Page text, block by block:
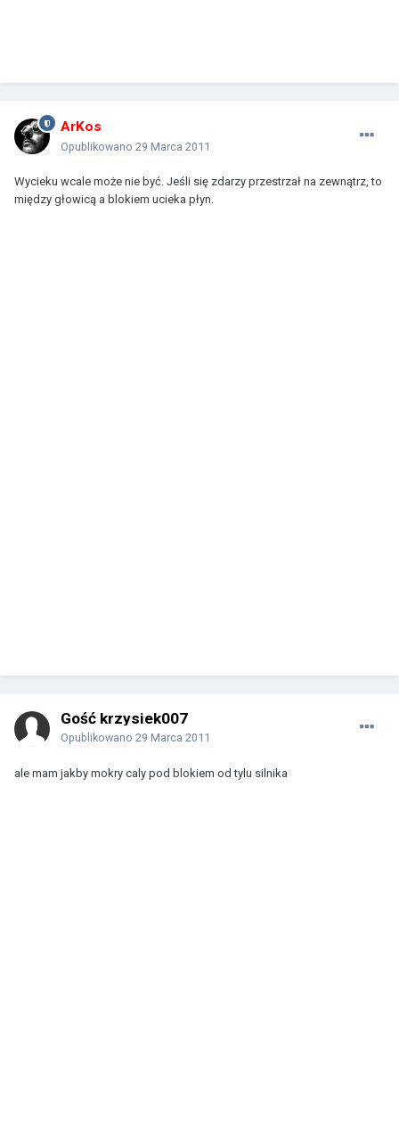
ArKos
Opublikowano 29 Marca 2011
Wycieku wcale może nie być. Jeśli się zdarzy przestrzał na zewnątrz, to
między głowicą a blokiem ucieka płyn.
Gość krzysiek007
Opublikowano 29 Marca 2011
ale mam jakby mokry caly pod blokiem od tylu silnika